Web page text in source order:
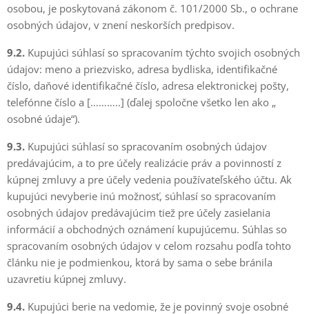
osobou, je poskytovaná zákonom č. 101/2000 Sb., o ochrane
osobných údajov, v znení neskorších predpisov.
9.2. Kupujúci súhlasí so spracovaním týchto svojich osobných
údajov: meno a priezvisko, adresa bydliska, identifikačné
číslo, daňové identifikačné číslo, adresa elektronickej pošty,
telefónne číslo a [………..] (ďalej spoločne všetko len ako „
osobné údaje“).
9.3. Kupujúci súhlasí so spracovaním osobných údajov
predávajúcim, a to pre účely realizácie práv a povinností z
kúpnej zmluvy a pre účely vedenia používateľského účtu. Ak
kupujúci nevyberie inú možnosť, súhlasí so spracovaním
osobných údajov predávajúcim tiež pre účely zasielania
informácií a obchodných oznámení kupujúcemu. Súhlas so
spracovaním osobných údajov v celom rozsahu podľa tohto
článku nie je podmienkou, ktorá by sama o sebe bránila
uzavretiu kúpnej zmluvy.
9.4. Kupujúci berie na vedomie, že je povinný svoje osobné